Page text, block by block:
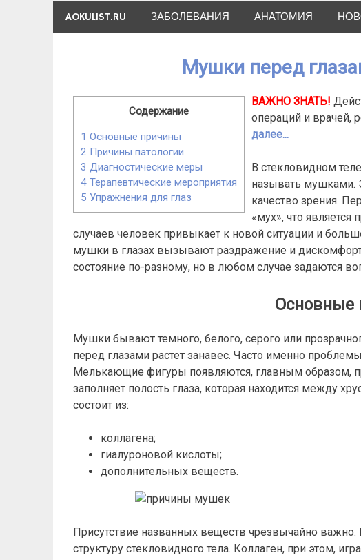
AOKULIST.RU ЗАБОЛЕВАНИЯ АНАТОМИЯ
Мушки перед
Содержание
1 Основные причины
2 Причины патологии
3 Диагностические меры
4Терапевтические мероприятия
5 Упражнения для глаз
ВАЖНО ЗНАТЬ!
операций и врачей,
далее...
В стекловидном
называть мушками.
качество зрения.
«мух», что
случаев человек привыкает к новой ситуации и
мушки в глазах вызывают раздражение и
состояние по-разному, но в любом случае задаются
Основные
Мушки бывают темного, белого, серого или
перед глазами растет занавес. Часто именно
Мелькающие фигуры появляются, главным образом,
заполняет полость глаза, которая находится между
состоит из:
коллагена;
гиалуроновой кислоты;
дополнительных веществ.
Присутствие названных веществ чрезвычайно важно.
структуру стекловидного тела. Коллаген, при этом,